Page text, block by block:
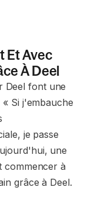
Et Avec
À Deel
Deel font une
Si j'embauche
je passe
une
commencer à
grâce à Deel.